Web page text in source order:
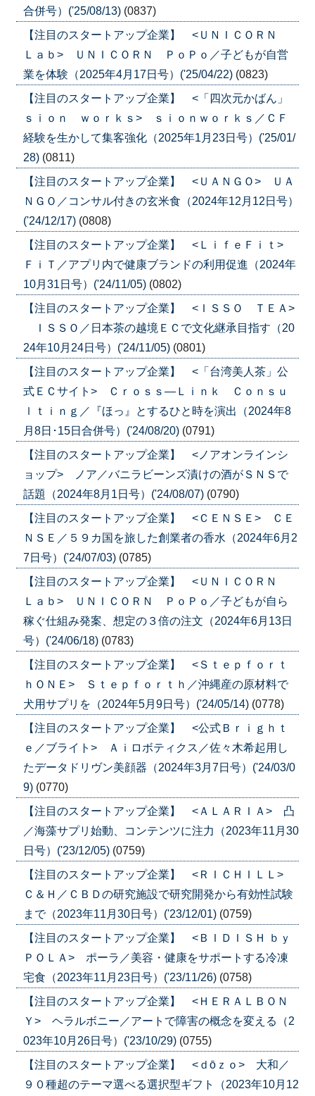
合併号）('25/08/13) (0837)
【注目のスタートアップ企業】 <ＵＮＩＣＯＲＮ
Ｌａｂ> ＵＮＩＣＯＲＮ ＰｏＰｏ／子どもが自営
業を体験（2025年4月17日号）('25/04/22) (0823)
【注目のスタートアップ企業】 <「四次元かばん」
ｓｉｏｎ ｗｏｒｋｓ> ｓｉｏｎｗｏｒｋｓ／ＣＦ
経験を生かして集客強化（2025年1月23日号）('25/01/
28) (0811)
【注目のスタートアップ企業】 <ＵＡＮＧＯ> ＵＡ
ＮＧＯ／コンサル付きの玄米食（2024年12月12日号）
('24/12/17) (0808)
【注目のスタートアップ企業】 <ＬｉｆｅＦｉｔ>
ＦｉＴ／アプリ内で健康ブランドの利用促進（2024年
10月31日号）('24/11/05) (0802)
【注目のスタートアップ企業】 <ＩＳＳＯ ＴＥＡ>
ＩＳＳＯ／日本茶の越境ＥＣで文化継承目指す（20
24年10月24日号）('24/11/05) (0801)
【注目のスタートアップ企業】 <「台湾美人茶」公
式ＥＣサイト> Ｃｒｏｓｓ―Ｌｉｎｋ Ｃｏｎｓｕ
ｌｔｉｎｇ／『ほっ』とするひと時を演出（2024年8
月8日･15日合併号）('24/08/20) (0791)
【注目のスタートアップ企業】 <ノアオンラインシ
ョップ> ノア／バニラビーンズ漬けの酒がＳＮＳで
話題（2024年8月1日号）('24/08/07) (0790)
【注目のスタートアップ企業】 <ＣＥＮＳＥ> ＣＥ
ＮＳＥ／５９カ国を旅した創業者の香水（2024年6月2
7日号）('24/07/03) (0785)
【注目のスタートアップ企業】 <ＵＮＩＣＯＲＮ
Ｌａｂ> ＵＮＩＣＯＲＮ ＰｏＰｏ／子どもが自ら
稼ぐ仕組み発案、想定の３倍の注文（2024年6月13日
号）('24/06/18) (0783)
【注目のスタートアップ企業】 <Ｓｔｅｐｆｏｒｔ
ｈＯＮＥ> Ｓｔｅｐｆｏｒｔｈ／沖縄産の原材料で
犬用サプリを（2024年5月9日号）('24/05/14) (0778)
【注目のスタートアップ企業】 <公式Ｂｒｉｇｈｔ
ｅ／ブライト> Ａｉロボティクス／佐々木希起用し
たデータドリヴン美顔器（2024年3月7日号）('24/03/0
9) (0770)
【注目のスタートアップ企業】 <ＡＬＡＲＩＡ> 凸
／海藻サプリ始動、コンテンツに注力（2023年11月30
日号）('23/12/05) (0759)
【注目のスタートアップ企業】 <ＲＩＣＨＩＬＬ>
Ｃ＆Ｈ／ＣＢＤの研究施設で研究開発から有効性試験
まで（2023年11月30日号）('23/12/01) (0759)
【注目のスタートアップ企業】 <ＢＩＤＩＳＨ ｂｙ
ＰＯＬＡ> ポーラ／美容・健康をサポートする冷凍
宅食（2023年11月23日号）('23/11/26) (0758)
【注目のスタートアップ企業】 <ＨＥＲＡＬＢＯＮ
Ｙ> ヘラルボニー／アートで障害の概念を変える（2
023年10月26日号）('23/10/29) (0755)
【注目のスタートアップ企業】 <ｄōｚｏ> 大和／
９０種超のテーマ選べる選択型ギフト（2023年10月12